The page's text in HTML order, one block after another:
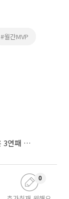
#월간MVP
젠지, 풀세트 끝 한화생명 제압⋯한화생명은 3연패 수렁
0